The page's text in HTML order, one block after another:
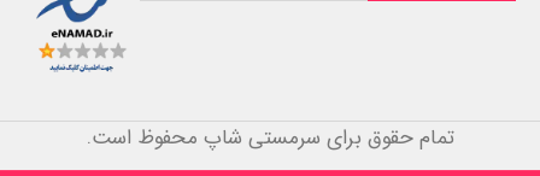
تمام حقوق برای سرمستی شاپ محفوظ است.